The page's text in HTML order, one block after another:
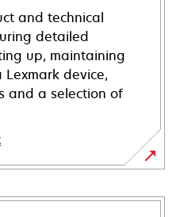
and technical
detailed
up, maintaining
device,
and a selection of